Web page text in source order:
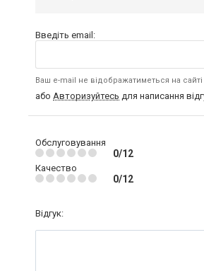
Введіть email:
Ваш e-mail не відображатиметься на сайті
або Авторизуйтесь для написання
Обслуговування
0/12
Качество
0/12
Відгук: